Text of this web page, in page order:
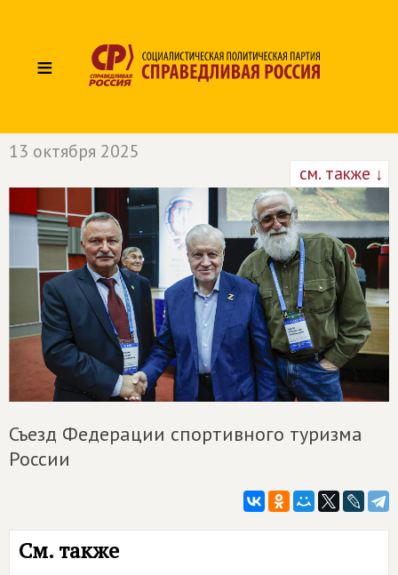
≡
13 октября 2025
см. также ↓
Съезд Федерации спортивного туризма
России
См. также